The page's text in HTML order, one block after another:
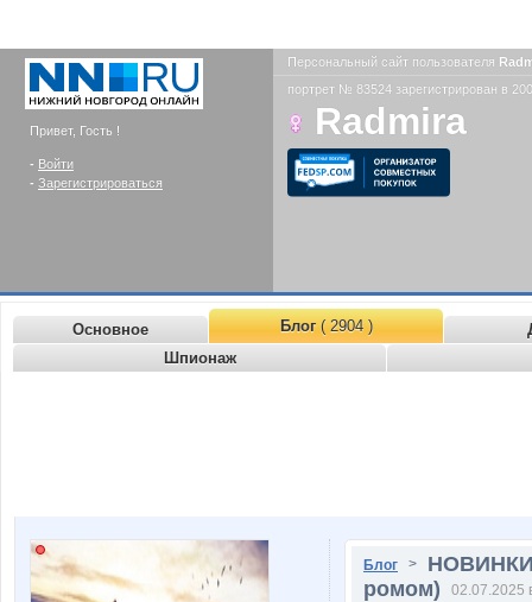
Привет, Гость !
- Войти
- Зарегистрироваться
Персональный сайт пользователя
портрет № 83524 зарегистрирован в
Radmira
Основное Блог( 2904 )
Шпионаж
Блог >
ромом)
02.07.2025